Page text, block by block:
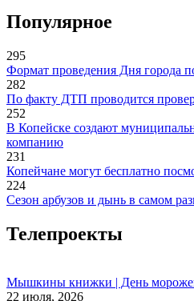
Популярное
295
Формат проведения Дня города
282
По факту ДТП проводится
252
В Копейске создают
компанию
231
Копейчане могут бесплатно
224
Сезон арбузов и дынь в самом
Телепроекты
Мышкины книжки | День
22 июля, 2026